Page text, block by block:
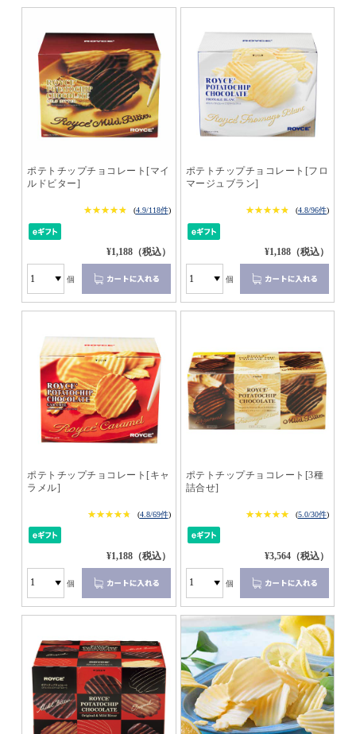
ポテトチップチョコレート[マイ
ルドビター]
★★★★★
★★★★★ (4.9/118件)
¥1,188（税込）
個
ポテトチップチョコレート[フロ
マージュブラン]
★★★★★
★★★★★ (4.8/96件)
¥1,188（税込）
個
ポテトチップチョコレート[キャ
ラメル]
★★★★★
★★★★★ (4.8/69件)
¥1,188（税込）
個
ポテトチップチョコレート[3種
詰合せ]
★★★★★
★★★★★ (5.0/30件)
¥3,564（税込）
個